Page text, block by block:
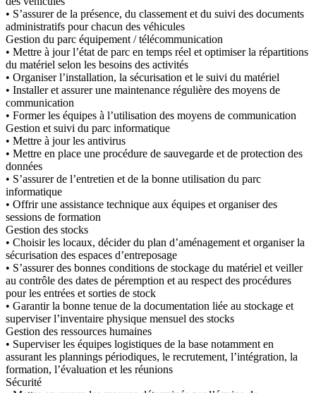
• S’assurer de la présence, du classement et du suivi des documents
administratifs pour chacun des véhicules
Gestion du parc équipement / télécommunication
• Mettre à jour l’état de parc en temps réel et optimiser la répartitions
du matériel selon les besoins des activités
• Organiser l’installation, la sécurisation et le suivi du matériel
• Installer et assurer une maintenance régulière des moyens de
communication
• Former les équipes à l’utilisation des moyens de communication
Gestion et suivi du parc informatique
• Mettre à jour les antivirus
• Mettre en place une procédure de sauvegarde et de protection des
données
• S’assurer de l’entretien et de la bonne utilisation du parc
informatique
• Offrir une assistance technique aux équipes et organiser des
sessions de formation
Gestion des stocks
• Choisir les locaux, décider du plan d’aménagement et organiser la
sécurisation des espaces d’entreposage
• S’assurer des bonnes conditions de stockage du matériel et veiller
au contrôle des dates de péremption et au respect des procédures
pour les entrées et sorties de stock
• Garantir la bonne tenue de la documentation liée au stockage et
superviser l’inventaire physique mensuel des stocks
Gestion des ressources humaines
• Superviser les équipes logistiques de la base notamment en
assurant les plannings périodiques, le recrutement, l’intégration, la
formation, l’évaluation et les réunions
Sécurité